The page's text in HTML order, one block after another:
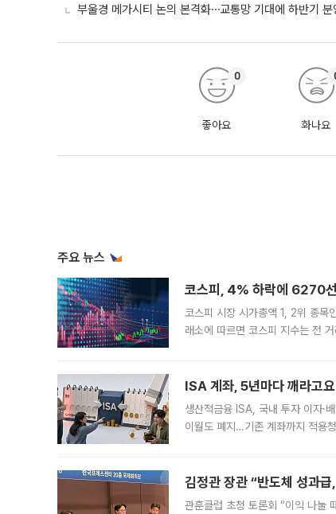
부울경 메가시티 논의 본격화⋯교통망 기대에 하반기 분
좋아요
0
화나요
주요 뉴스
코스피, 4% 하락에 6270
코스피 시장 시가총액 1, 2위 종목
래소에 따르면 코스피 지수는 전
ISA 계좌, 5년마다 깨라고
생산적금융 ISA, 국내 투자 이자·
이월도 폐지…기존 계좌까지 적용
김정관 장관 “반도체 성과
관훈클럽 초청 토론회 “이익 나눌